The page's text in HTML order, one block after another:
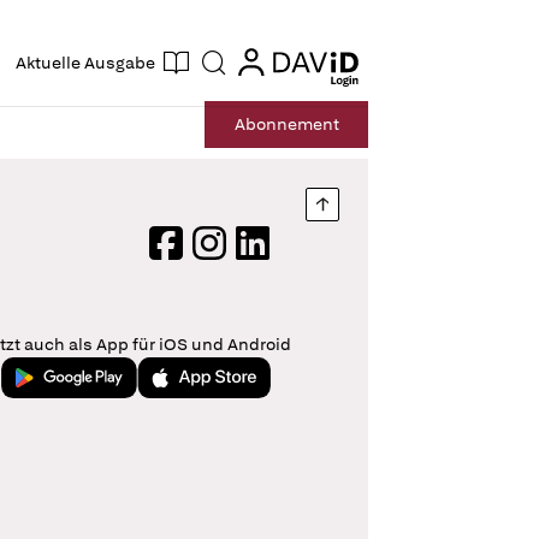
Aktuelle Ausgabe Suche login
login
Abonnement
Nach oben springen
FacebookInstagram
LinkedIn
auch als App für iOS und Android
Jetzt bei Google PlayLaden im App Store